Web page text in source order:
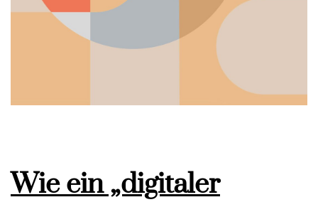
Wie ein „digitaler